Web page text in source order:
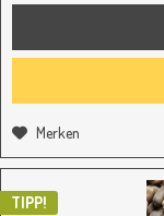
Merken
TIPP!